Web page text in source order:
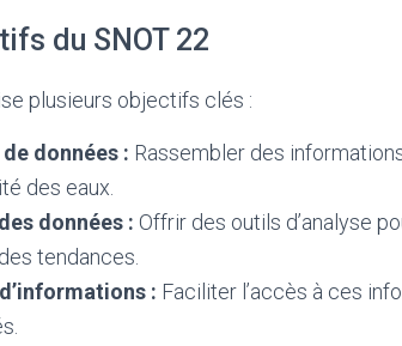
du SNOT 22
plusieurs objectifs clés :
données : Rassembler des
des eaux.
données : Offrir des outils d’analyse
tendances.
: Faciliter l’accès à ces